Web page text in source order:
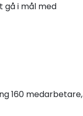
gå i mål med
160 medarbetare,